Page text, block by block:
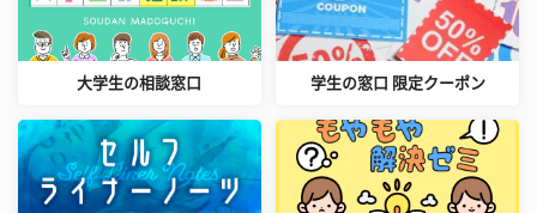
大学生の相談窓口 学生の窓口 限定クーポン